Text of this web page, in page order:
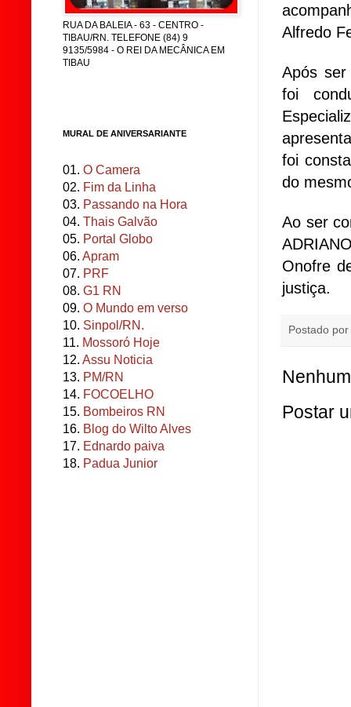
Alfredo
Após ser
foi
foi
do
Ao ser
Onofre
justiça.
Postado por
Postar
RUA DA BALEIA - 63 - CENTRO -
TIBAU/RN. TELEFONE (84) 9
9135/5984 - O REI DA MECÂNICA EM
TIBAU
MURAL DE ANIVERSARIANTE
01. O Camera
02. Fim da Linha
03. Passando na Hora
04. Thais Galvão
05. Portal Globo
06. Apram
07. PRF
08. G1 RN
09. O Mundo em verso
10. Sinpol/RN.
11. Mossoró Hoje
12. Assu Noticia
13. PM/RN
14. FOCOELHO
15. Bombeiros RN
16. Blog do Wilto Alves
17. Ednardo paiva
18. Padua Junior